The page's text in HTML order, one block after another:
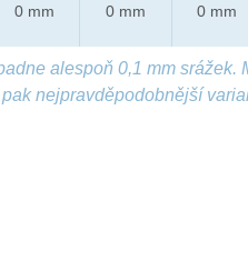
0 mm 0 mm 0 mm
alespoň 0,1 mm srážek.
nejpravděpodobnější